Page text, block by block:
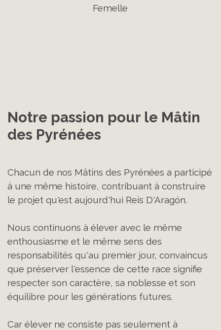
Femelle
Notre passion pour le Mâtin
des Pyrénées
Chacun de nos Mâtins des Pyrénées a participé
à une même histoire, contribuant à construire
le projet qu'est aujourd'hui Reis D'Aragón.
Nous continuons à élever avec le même
enthousiasme et le même sens des
responsabilités qu'au premier jour, convaincus
que préserver l'essence de cette race signifie
respecter son caractère, sa noblesse et son
équilibre pour les générations futures.
Car élever ne consiste pas seulement à